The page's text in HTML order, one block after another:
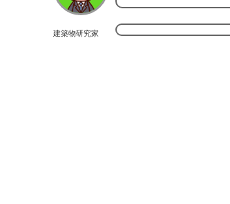
建築物研究家